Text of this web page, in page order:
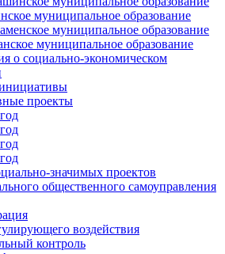
муниципальное образование
муниципальное образование
муниципальное образование
о социально-экономическом
проекты
значимых проектов
общественного самоуправления
воздействия
контроль